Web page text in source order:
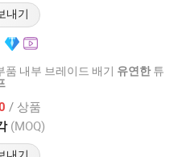
내기
품 내부 브레이드 배기 유연한튜
/ 상품
(MOQ)
CO., LTD.
2007